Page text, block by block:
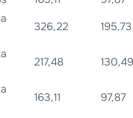
326,22 195,73
217,48 130,49
163,11 97,87